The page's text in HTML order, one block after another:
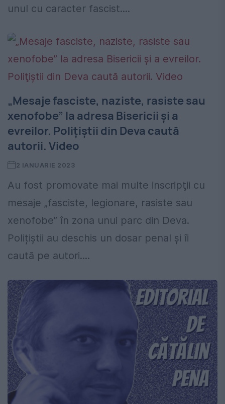
unul cu caracter fascist....
„Mesaje fasciste, naziste, rasiste sau
xenofobe” la adresa Bisericii și a
evreilor. Poliţiştii din Deva caută
autorii. Video
2 IANUARIE 2023
Au fost promovate mai multe inscripţii cu
mesaje „fasciste, legionare, rasiste sau
xenofobe” în zona unui parc din Deva.
Polițiștii au deschis un dosar penal și îi
caută pe autori....